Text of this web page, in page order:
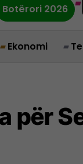
Botërori 2026
Ekonomi
për